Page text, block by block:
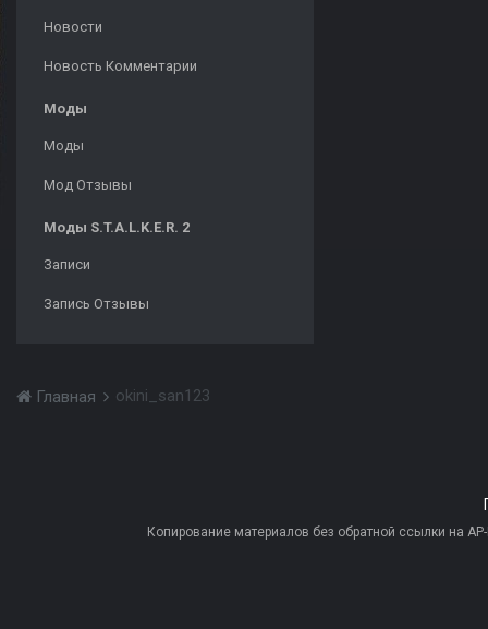
Новости
Новость Комментарии
Моды
Моды
Мод Отзывы
Моды S.T.A.L.K.E.R. 2
Записи
Запись Отзывы
Главная okini_san123
Копирование материалов без обратной ссылки на